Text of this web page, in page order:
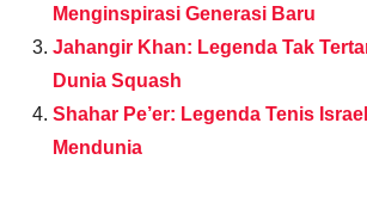
Menginspirasi Generasi Baru
Jahangir Khan: Legenda Tak
Dunia Squash
Shahar Pe’er: Legenda Tenis
Mendunia